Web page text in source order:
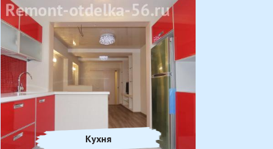
Кухня